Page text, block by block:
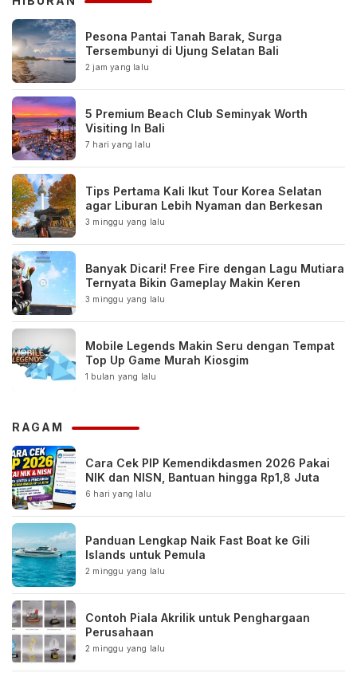
Pesona Pantai Tanah Barak, Surga
Tersembunyi di Ujung Selatan Bali
2 jam yang lalu
5 Premium Beach Club Seminyak Worth
Visiting In Bali
7 hari yang lalu
Tips Pertama Kali Ikut Tour Korea Selatan
agar Liburan Lebih Nyaman dan Berkesan
3 minggu yang lalu
Banyak Dicari! Free Fire dengan Lagu Mutiara
Ternyata Bikin Gameplay Makin Keren
3 minggu yang lalu
Mobile Legends Makin Seru dengan Tempat
Top Up Game Murah Kiosgim
1 bulan yang lalu
RAGAM
Cara Cek PIP Kemendikdasmen 2026 Pakai
NIK dan NISN, Bantuan hingga Rp1,8 Juta
6 hari yang lalu
Panduan Lengkap Naik Fast Boat ke Gili
Islands untuk Pemula
2 minggu yang lalu
Contoh Piala Akrilik untuk Penghargaan
Perusahaan
2 minggu yang lalu